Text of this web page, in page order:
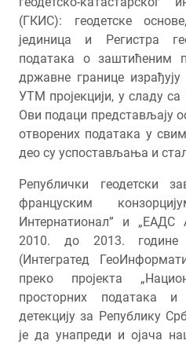
(ГКИС): геодетске
јединица и Регистра
података о заштићеним
државне границе
УТМ пројекцији, у сладу
Ови подаци представљају
отворених података у
део су успостављања и
Републички геодетски
француским
Интернатионал” и
2010. до 2013. године
(Интегратед
преко пројекта
просторних података
детекцију за Републику
је да унапреди и ојача